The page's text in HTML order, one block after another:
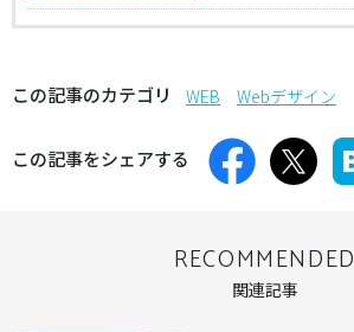
この記事のカテゴリ WEB Webデザイン
この記事をシェアする
RECOMMENDED
関連記事